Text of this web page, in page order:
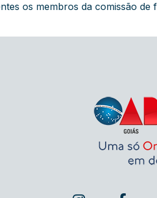
os membros da comissão